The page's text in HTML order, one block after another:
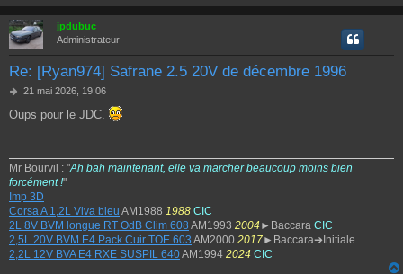
jpdubuc
Administrateur
Re: [Ryan974] Safrane 2.5 20V de décembre 1996
M
s
g
e
21 mai 2026, 19:06
Oups pour le JDC.
Mr Bourvil : "Ah bah maintenant, elle va marcher beaucoup moins bien
forcément !"
Imp 3D
Corsa A 1,2L Viva bleu AM1988 1988 CIC
2L 8V BVM longue RT OdB Clim 608 AM1993 2004 ►Baccara CIC
2,5L 20V BVM E4 Pack Cuir TOE 603 AM2000 2017►Baccara➔Initiale
2,2L 12V BVA E4 RXE SUSPIL 640AM1994 2024 CIC